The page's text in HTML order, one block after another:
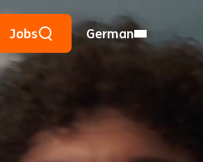
Jobs
mithilfe von Suchwörtern
Region oder PLZ
Ort verwenden
Close
German